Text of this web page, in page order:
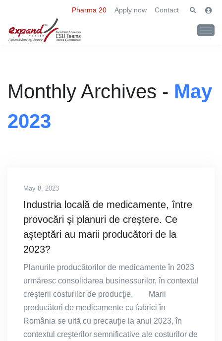
Pharma 20 Apply now Contact
Monthly Archives - May
2023
May 8, 2023
Industria locală de medicamente, între
provocări şi planuri de creştere. Ce
aşteptări au marii producători de la
2023?
Planurile producătorilor de medicamente în 2023
urmăresc consolidarea businessurilor, în contextul
creşterii costurilor de producţie. Marii
producători de medicamente cu fabrici în
România se uită cu precauţie la anul 2023, în
contextul creşterilor semnificative ale costurilor de